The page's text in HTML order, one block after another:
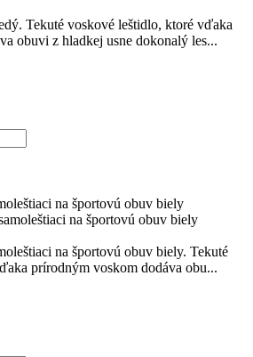
Tekuté voskové leštidlo, ktoré vďaka
obuvi z hladkej usne dokonalý les...
na športovú obuv biely
na športovú obuv biely. Tekuté
prírodným voskom dodáva obu...